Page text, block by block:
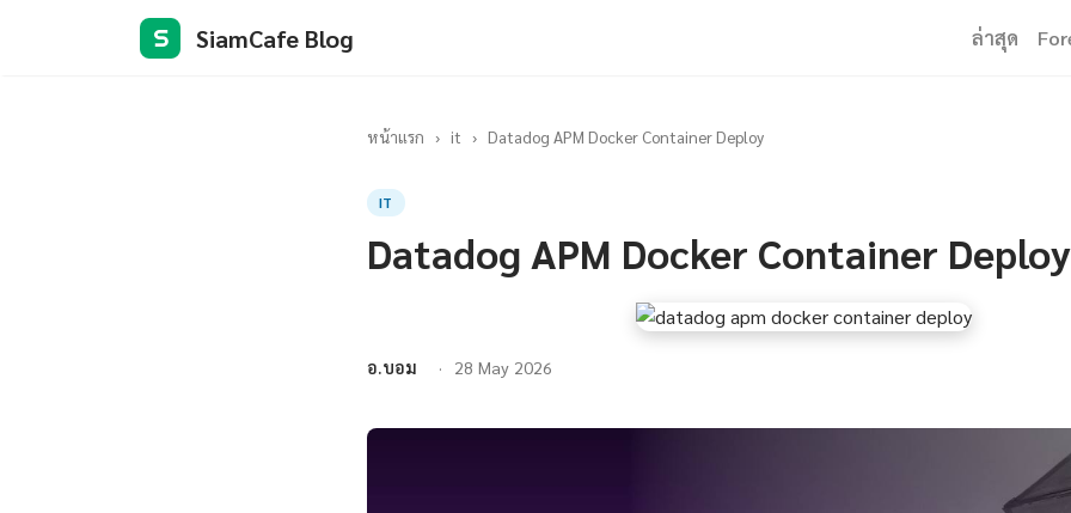
S SiamCafe Blog ล่าสุด
หน้าแรก › it › Datadog APM Docker Container Deploy
IT
Datadog APM Docker Container Deploy
อ.บอม 28 May 2026